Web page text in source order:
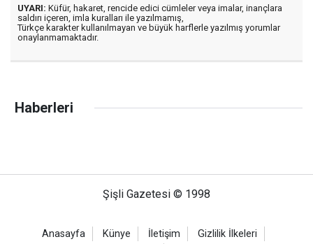
UYARI: Küfür, hakaret, rencide edici cümleler veya imalar, inançlara
saldırı içeren, imla kuralları ile yazılmamış,
Türkçe karakter kullanılmayan ve büyük harflerle yazılmış yorumlar
onaylanmamaktadır.
Haberleri
Şişli Gazetesi © 1998
Anasayfa Künye İletişim
Gizlilik İlkeleri